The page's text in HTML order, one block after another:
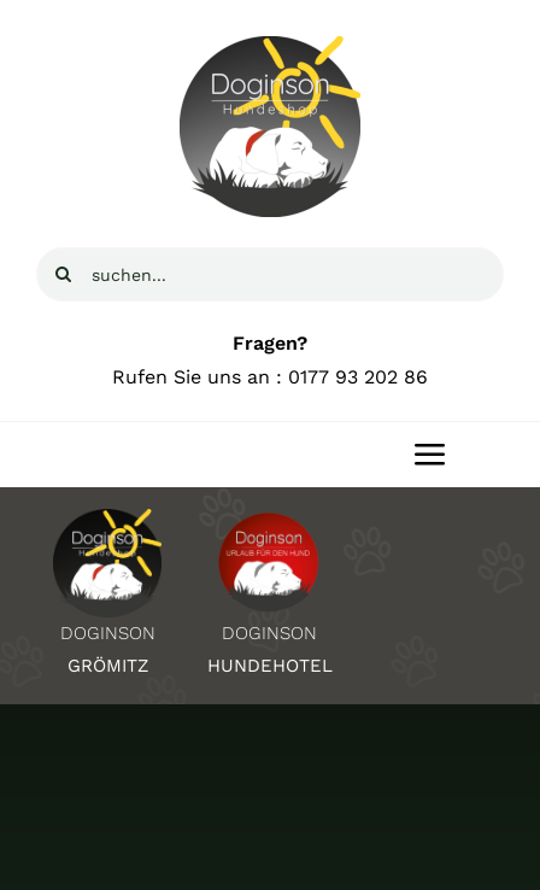
Suche
Fragen?
Rufen Sie uns an : 0177 93 202 86
Toggle
Home
Über Uns
DOGINSON
GRÖMITZ
DOGINSON
HUNDEHOTEL